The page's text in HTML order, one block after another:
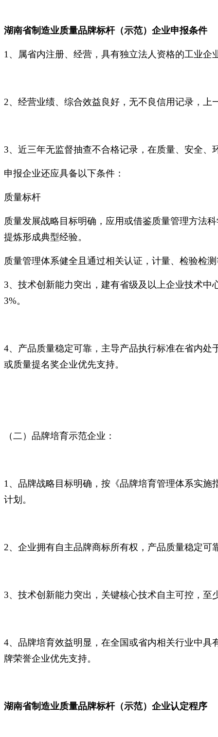
湖南省制造业质量品牌标杆（示范）企业申报条件
1、属省内注册、经营，具有独立法人资格的工业企
2、经营业绩、综合效益良好，无不良信用记录，上
3、近三年无监督抽查不合格记录，在质量、安全、
申报企业还应具备以下条件：
质量标杆
质量发展战略目标明确，应用或借鉴质量管理方法
提炼形成典型经验。
质量管理体系健全且通过相关认证，计量、检验检
3、技术创新能力突出，建有省级及以上企业技术
3%。
4、产品质量稳定可靠，主导产品执行标准在省内
或质量提名奖企业优先支持。
（二）品牌培育示范企业：
1、品牌战略目标明确，按《品牌培育管理体系实
计划。
2、企业拥有自主品牌商标所有权，产品质量稳定
3、技术创新能力突出，关键核心技术自主可控，
4、品牌培育效益明显，在全国或省内相关行业中
牌荣誉企业优先支持。
湖南省制造业质量品牌标杆（示范）企业认定程序